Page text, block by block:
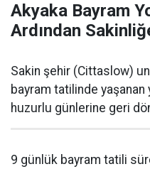
Akyaka Bayram
Ardından
Sakin şehir (Cittaslow)
bayram tatilinde yaşanan
huzurlu günlerine geri
9 günlük bayram tatili